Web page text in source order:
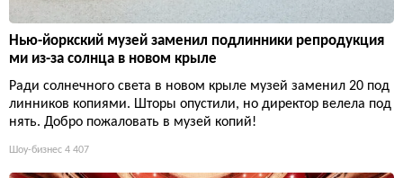
Нью-йоркский музей заменил подлинники репродукция
ми из-за солнца в новом крыле
Ради солнечного света в новом крыле музей заменил 20 под
линников копиями. Шторы опустили, но директор велела под
нять. Добро пожаловать в музей копий!
Шоу-бизнес 4 407